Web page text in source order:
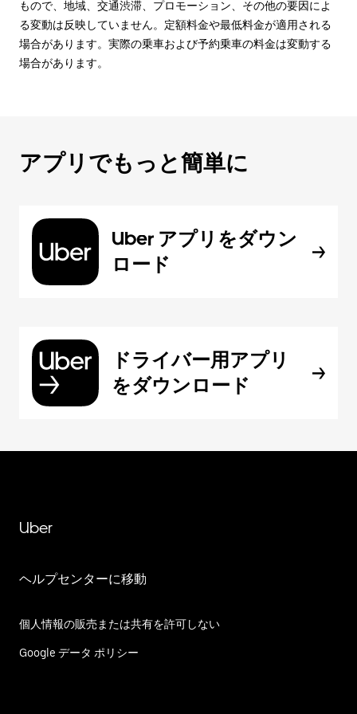
もので、地域、交通渋滞、プロモーション、その他の要因によ
る変動は反映していません。定額料金や最低料金が適用される
場合があります。実際の乗車および予約乗車の料金は変動する
場合があります。
アプリでもっと簡単に
Uber アプリをダウン
ロード
ドライバー用アプリ
をダウンロード
Uber
ヘルプセンターに移動
個人情報の販売または共有を許可しない
Google データ ポリシー